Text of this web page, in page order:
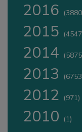
2016
2015
2014
2013
2012 (971)
2010 (1)